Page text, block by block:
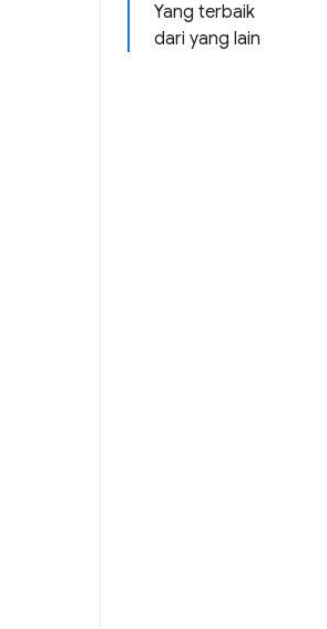
Yang terbaik
dari yang lain